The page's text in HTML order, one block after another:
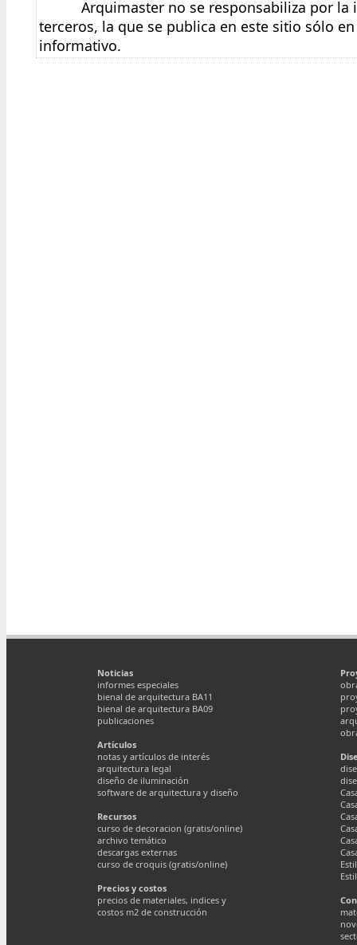
Arquimaster no se responsabiliza por
terceros, la que se publica en este sitio sólo
informativo.
Noticias
informes especiales
bienal de arquitectura BA11
bienal de arquitectura BA09
publicaciones
Artículos
notas y artículos de interés
arquitectura legal
diseño de iluminación
software de arquitectura y diseño
Recursos
curso de decoracion (gratis/online)
archivo temático
descargas externas
curso de croquis (gratis/online)
Precios y costos
precios de materiales, indices y
costos m2 de construcción